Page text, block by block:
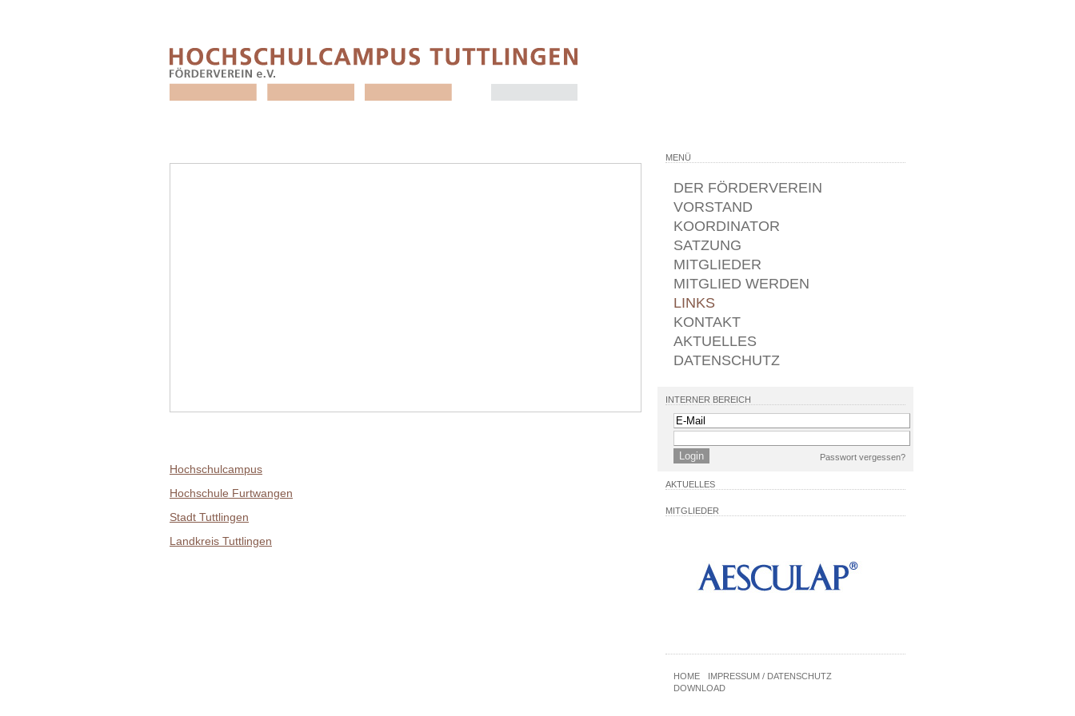
MENÜ
DER FÖRDERVEREIN
VORSTAND
KOORDINATOR
SATZUNG
MITGLIEDER
MITGLIED WERDEN
LINKS
KONTAKT
AKTUELLES
DATENSCHUTZ
INTERNER BEREICH
Passwort vergessen?
AKTUELLES
MITGLIEDER
HOME
IMPRESSUM / DATENSCHUTZ
DOWNLOAD
Hochschulcampus
Hochschule Furtwangen
Stadt Tuttlingen
Landkreis Tuttlingen